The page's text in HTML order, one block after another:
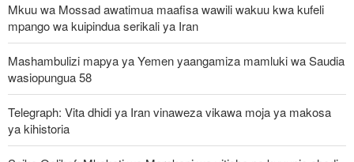
Mkuu wa Mossad awatimua maafisa wawili wakuu kwa kufeli
mpango wa kuipindua serikali ya Iran
Mashambulizi mapya ya Yemen yaangamiza mamluki wa Saudia
wasiopungua 58
Telegraph: Vita dhidi ya Iran vinaweza vikawa moja ya makosa
ya kihistoria